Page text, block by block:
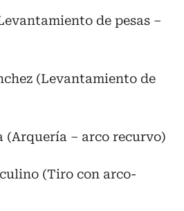
de pesas –
(Levantamiento de
(Arquería – arco recurvo)
(Tiro con arco-